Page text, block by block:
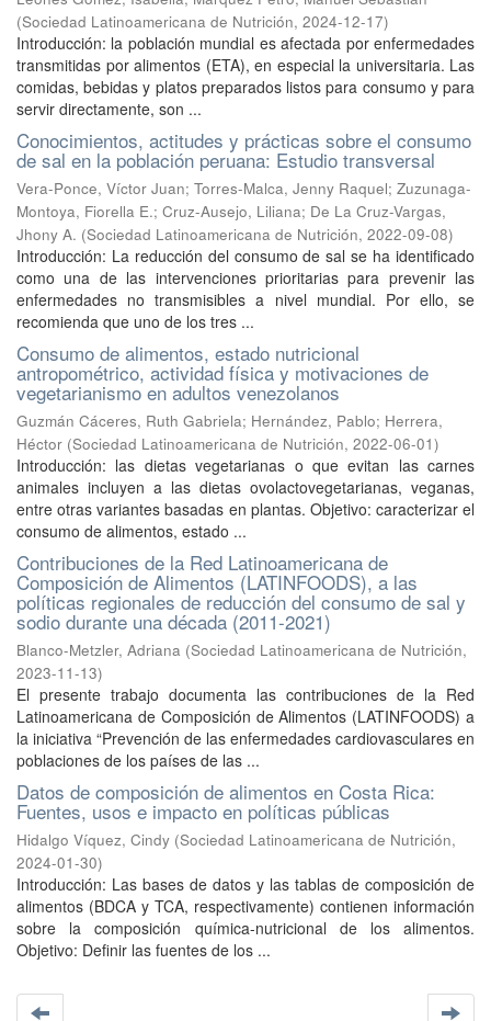
(Sociedad Latinoamericana de Nutrición, 2024-12-17)
Introducción: la población mundial es afectada por enfermedades
transmitidas por alimentos (ETA), en especial la universitaria. Las
comidas, bebidas y platos preparados listos para consumo y para
servir directamente, son ...
Conocimientos, actitudes y prácticas sobre el consumo
de sal en la población peruana: Estudio transversal
Vera-Ponce, Víctor Juan; Torres-Malca, Jenny Raquel; Zuzunaga-
Montoya, Fiorella E.; Cruz-Ausejo, Liliana; De La Cruz-Vargas,
Jhony A. (Sociedad Latinoamericana de Nutrición, 2022-09-08)
Introducción: La reducción del consumo de sal se ha identificado
como una de las intervenciones prioritarias para prevenir las
enfermedades no transmisibles a nivel mundial. Por ello, se
recomienda que uno de los tres ...
Consumo de alimentos, estado nutricional
antropométrico, actividad física y motivaciones de
vegetarianismo en adultos venezolanos
Guzmán Cáceres, Ruth Gabriela; Hernández, Pablo; Herrera,
Héctor (Sociedad Latinoamericana de Nutrición, 2022-06-01)
Introducción: las dietas vegetarianas o que evitan las carnes
animales incluyen a las dietas ovolactovegetarianas, veganas,
entre otras variantes basadas en plantas. Objetivo: caracterizar el
consumo de alimentos, estado ...
Contribuciones de la Red Latinoamericana de
Composición de Alimentos (LATINFOODS), a las
políticas regionales de reducción del consumo de sal y
sodio durante una década (2011-2021)
Blanco-Metzler, Adriana (Sociedad Latinoamericana de Nutrición,
2023-11-13)
El presente trabajo documenta las contribuciones de la Red
Latinoamericana de Composición de Alimentos (LATINFOODS) a
la iniciativa “Prevención de las enfermedades cardiovasculares en
poblaciones de los países de las ...
Datos de composición de alimentos en Costa Rica:
Fuentes, usos e impacto en políticas públicas
Hidalgo Víquez, Cindy (Sociedad Latinoamericana de Nutrición,
2024-01-30)
Introducción: Las bases de datos y las tablas de composición de
alimentos (BDCA y TCA, respectivamente) contienen información
sobre la composición química-nutricional de los alimentos.
Objetivo: Definir las fuentes de los ...